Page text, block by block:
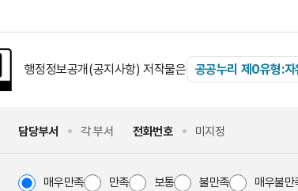
행정정보공개(공지사항) 저작물은 공공누리 제0유형:자
담당부서 각 부서 전화번호 미지정
매우만족 만족 보통 불만족 매우불만